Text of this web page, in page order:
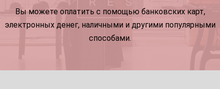
Вы можете оплатить с помощью банковских карт,
электронных денег, наличными и другими популярными
способами.